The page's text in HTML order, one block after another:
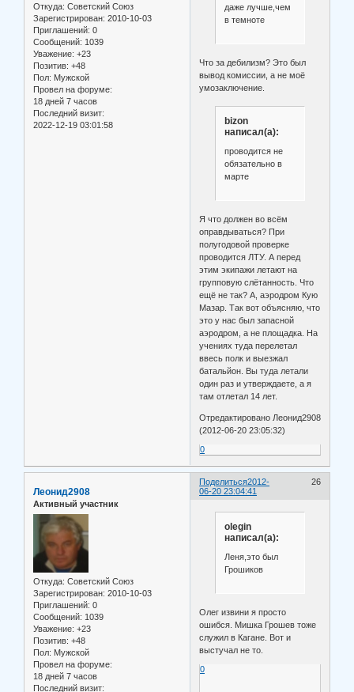
Откуда: Советский Союз
Зарегистрирован: 2010-10-03
Приглашений: 0
Сообщений: 1039
Уважение: +23
Позитив: +48
Пол: Мужской
Провел на форуме:
18 дней 7 часов
Последний визит:
2022-12-19 03:01:58
даже лучше,чем
в темноте
Что за дебилизм? Это был
вывод комиссии, а не моё
умозаключение.
bizon
написал(а):
проводится не
обязательно в
марте
Я что должен во всём
оправдываться? При
полугодовой проверке
проводится ЛТУ. А перед
этим экипажи летают на
групповую слётанность. Что
ещё не так? А, аэродром Кую
Мазар. Так вот объясняю, что
это у нас был запасной
аэродром, а не площадка. На
учениях туда перелетал
ввесь полк и выезжал
батальйон. Вы туда летали
один раз и утверждаете, а я
там отлетал 14 лет.
Отредактировано Леонид2908
(2012-06-20 23:05:32)
0
Поделиться 26
2012-
06-20 23:04:41
Леонид2908
Активный участник
Откуда: Советский Союз
Зарегистрирован: 2010-10-03
Приглашений: 0
Сообщений: 1039
Уважение: +23
Позитив: +48
Пол: Мужской
Провел на форуме:
18 дней 7 часов
Последний визит:
olegin
написал(а):
Леня,это был
Грошиков
Олег извини я просто
ошибся. Мишка Грошев тоже
служил в Кагане. Вот и
выстучал не то.
0